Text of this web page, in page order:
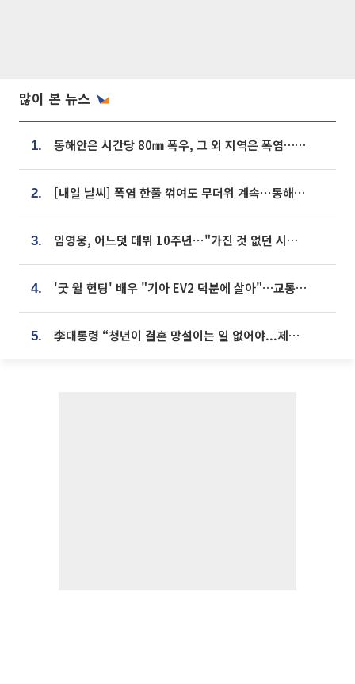
많이 본 뉴스
1. 동해안은 시간당 80㎜ 폭우, 그 외 지역은 폭염…‘극과 극 날씨’
2. [내일 날씨] 폭염 한풀 꺾여도 무더위 계속⋯동해안 이틀 연속 비
3. 임영웅, 어느덧 데뷔 10주년⋯"가진 것 없던 시절, 내 앞엔 20명의 팬뿐"
4. '굿 윌 헌팅' 배우 "기아 EV2 덕분에 살아"…교통사고 후 안전성 극찬
5. 李대통령 “청년이 결혼 망설이는 일 없어야...제도상 불이익 조사”